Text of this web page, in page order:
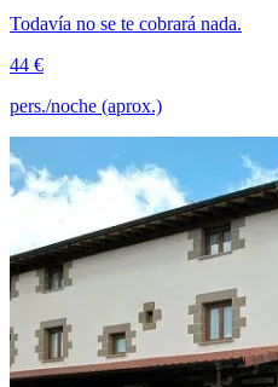
Todavía no se te cobrará nada.
44 €
pers./noche (aprox.)